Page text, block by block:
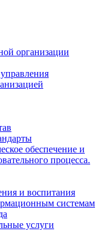
организации
обеспечение и
процесса.
и воспитания
системам
услуги